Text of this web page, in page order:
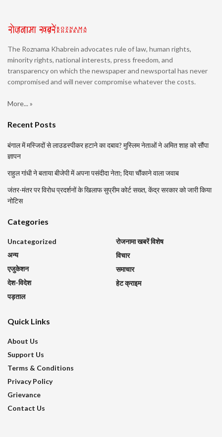
The Roznama Khabrein advocates rule of law, human rights,
minority rights, national interests, press freedom, and
transparency on which the newspaper and newsportal has never
compromised and will never compromise whatever the costs.
More... »
Recent Posts
बंगाल में मस्जिदों से लाउडस्पीकर हटाने का दबाव? मुस्लिम नेताओं ने अमित शाह को सौंपा
ज्ञापन
राहुल गांधी ने बताया बीजेपी में अपना पसंदीदा नेता; दिया चौंकाने वाला जवाब
जंतर-मंतर पर विरोध प्रदर्शनों के खिलाफ सुप्रीम कोर्ट सख्त, केंद्र सरकार को जारी किया
नोटिस
Categories
Uncategorized
अन्य
एजुकेशन
देश-विदेश
पड़ताल
रोजनामा खबरें विशेष
विचार
समाचार
हेट क्राइम
Quick Links
About Us
Support Us
Terms & Conditions
Privacy Policy
Grievance
Contact Us